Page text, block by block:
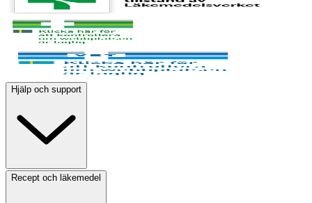
Hjälp och support
Recept och läkemedel